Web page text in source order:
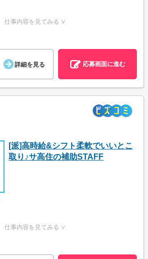
仕事内容を見てみる ∨
詳細を見る 応募画面に進む
[派]高時給&シフト柔軟でいいとこ
取り♪サ高住の補助STAFF
仕事内容を見てみる ∨